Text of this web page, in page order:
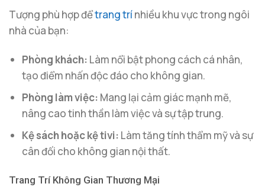
Tượng phù hợp đểtrang trínhiều khu vực trong ngôi
nhà của bạn:
Phòng khách: Làm nổi bật phong cách cá nhân,
tạo điểm nhấn độc đáo cho không gian.
Phòng làm việc: Mang lại cảm giác mạnh mẽ,
nâng cao tinh thần làm việc và sự tập trung.
Kệ sách hoặc kệ tivi: Làm tăng tính thẩm mỹ và sự
cân đối cho không gian nội thất.
Trang Trí Không Gian Thương Mại